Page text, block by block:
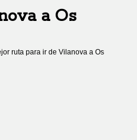
a Os
ruta para ir deVilanova aOs